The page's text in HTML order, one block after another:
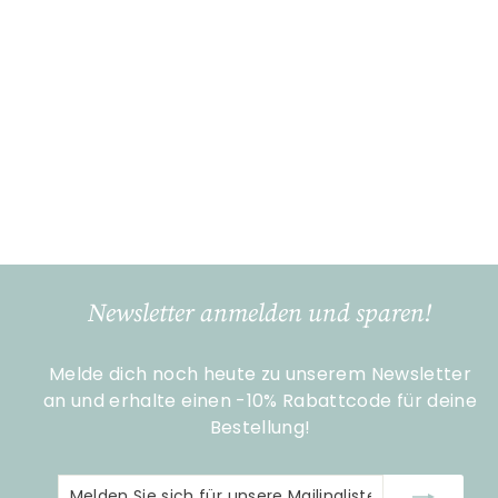
,
Newsletter anmelden und sparen!
Melde dich noch heute zu unserem Newsletter
an und erhalte einen -10% Rabattcode für deine
Bestellung!
Melden
Abonnieren